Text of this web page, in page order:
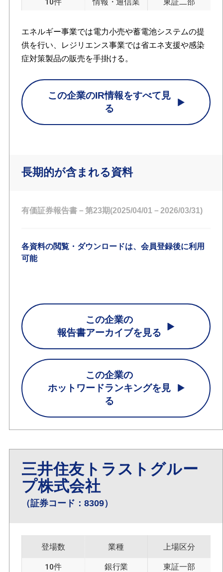
エネルギー事業では電力小売や蓄電池システムの提
供を行い、レジリエンス事業では省エネ支援や感染
症対策製品の販売を手掛ける。
この企業のIR情報をすべて見
る
長期的が含まれる資料
有価証券報告書－第23期(2025/04/01－2026/03/31)
各資料の閲覧・ダウンロードは、会員登録後に利用
可能
この企業の
報告書アーカイブを見る
この企業の
ホットワードランキングを見
る
三井住友トラストグルー
プ株式会社
（証券コード：8309）
登場数
10件
業種
銀行業
上場区分
東証一部